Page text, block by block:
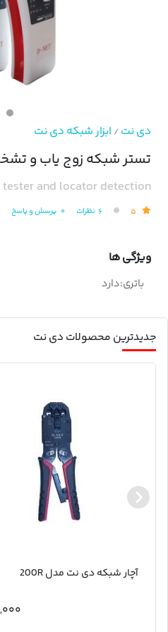
دی نت / ابزار شبکه دی نت
تستر شبکه زوج یاب و
and locator detection
۵ ۶ نظرات ۰ پرسش و پاسخ
ویژگی ها
باتری:دارد
جدیدترین محصولات دی نت
آچار شبکه دی نت مدل 200R